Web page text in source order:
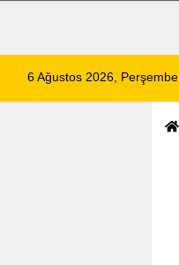
6 Ağustos 2026, Perşembe